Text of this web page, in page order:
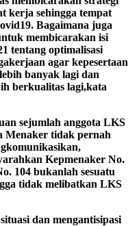
kerja sehingga tempat
Bagaimana juga
membicarakan isi
tentang optimalisasi
agar kepesertaan
banyak lagi dan
berkualitas lagi,kata
sejumlah anggota LKS
Menaker tidak pernah
Kepmenaker No.
104 bukanlah sesuatu
tidak melibatkan LKS
dan mengantisipasi